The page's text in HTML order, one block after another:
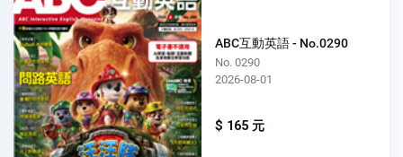
ABC互動英語 - No.0290
No. 0290
2026-08-01
$ 165 元